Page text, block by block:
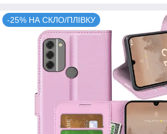
-25% НА СКЛО/ПЛІВКУ